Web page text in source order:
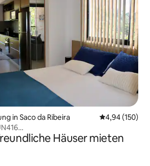
in Saco da Ribeira
4,94 (150)
Sauna/FitnessraumHäuser mieten